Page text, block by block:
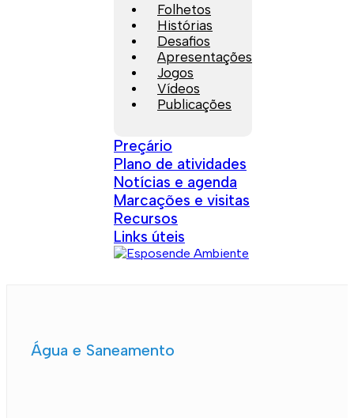
Folhetos
Histórias
Desafios
Apresentações
Jogos
Vídeos
Publicações
Preçário
Plano de atividades
Notícias e agenda
Marcações e visitas
Recursos
Links úteis
Água e Saneamento